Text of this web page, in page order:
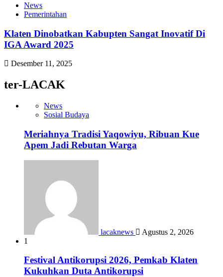
News
Pemerintahan
Klaten Dinobatkan Kabupten Sangat Inovatif Di
IGA Award 2025
Desember 11, 2025
ter-LACAK
News
Sosial Budaya
Meriahnya Tradisi Yaqowiyu, Ribuan Kue
Apem Jadi Rebutan Warga
lacaknews
Agustus 2, 2026
1
Festival Antikorupsi 2026, Pemkab Klaten
Kukuhkan Duta Antikorupsi